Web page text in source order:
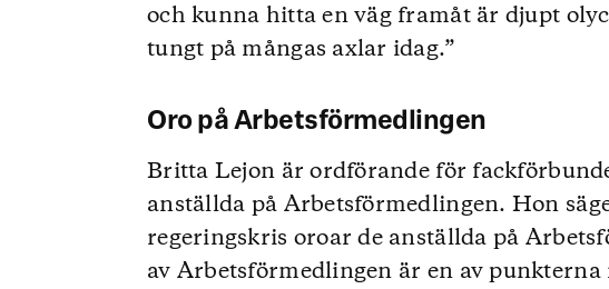
och kunna hitta en väg framåt är djupt
tungt på mångas axlar idag.”
Oro på Arbetsförmedlingen
Britta Lejon är ordförande för
anställda på Arbetsförmedlingen. Hon
regeringskris oroar de anställda på
av Arbetsförmedlingen är en av